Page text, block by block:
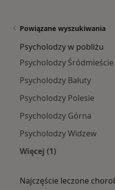
Powiązane wyszukiwania
Psycholodzy w pobliżu
Psycholodzy Śródmieście
Psycholodzy Bałuty
Psycholodzy Polesie
Psycholodzy Górna
Psycholodzy Widzew
Więcej (1)
Najczęście leczone